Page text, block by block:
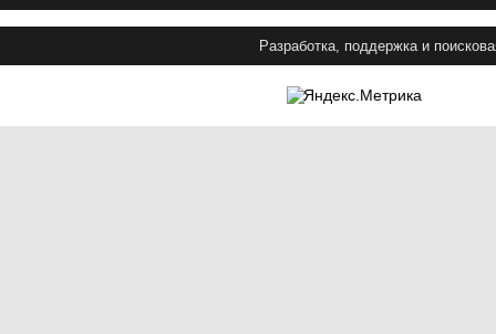
Разработка, поддержка и